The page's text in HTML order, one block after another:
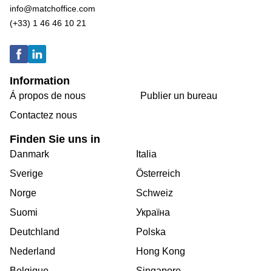
info@matchoffice.com
(+33) 1 46 46 10 21
Information
Á propos de nous
Contactez nous
Publier un bureau
Finden Sie uns in
Danmark
Sverige
Norge
Suomi
Deutchland
Nederland
Italia
Österreich
Schweiz
Україна
Polska
Hong Kong